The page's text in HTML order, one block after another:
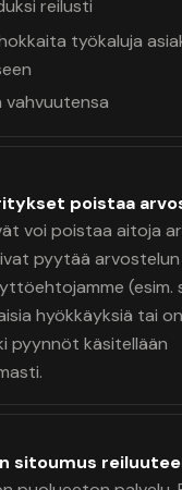
reilusti
työkaluja
vahvuutensa
poistaa
voi poistaa aitoja
pyytää
(esim.
hyökkäyksiä tai
pyynnöt käsitellään
sitoumus